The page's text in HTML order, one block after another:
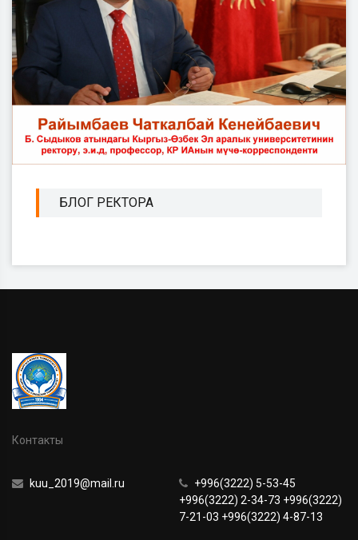
БЛОГ РЕКТОРА
Контакты
kuu_2019@mail.ru
+996(3222) 5-53-45
+996(3222) 2-34-73 +996(3222)
7-21-03 +996(3222) 4-87-13